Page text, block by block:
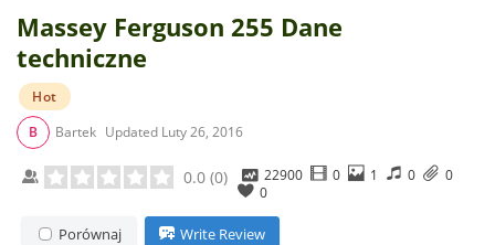
Massey Ferguson 255 Dane
techniczne
Hot
B
Bartek Updated Luty 26, 2016
0.0 (0) 22900 0 1 0
0
0
Porównaj Write Review